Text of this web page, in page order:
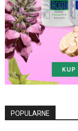
POPULARNE